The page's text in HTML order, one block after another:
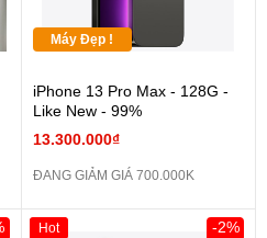
Máy Đẹp !
iPhone 13 Pro Max - 128G -
Like New - 99%
13.300.000₫
ĐANG GIẢM GIÁ 700.000K
-2%
Hot